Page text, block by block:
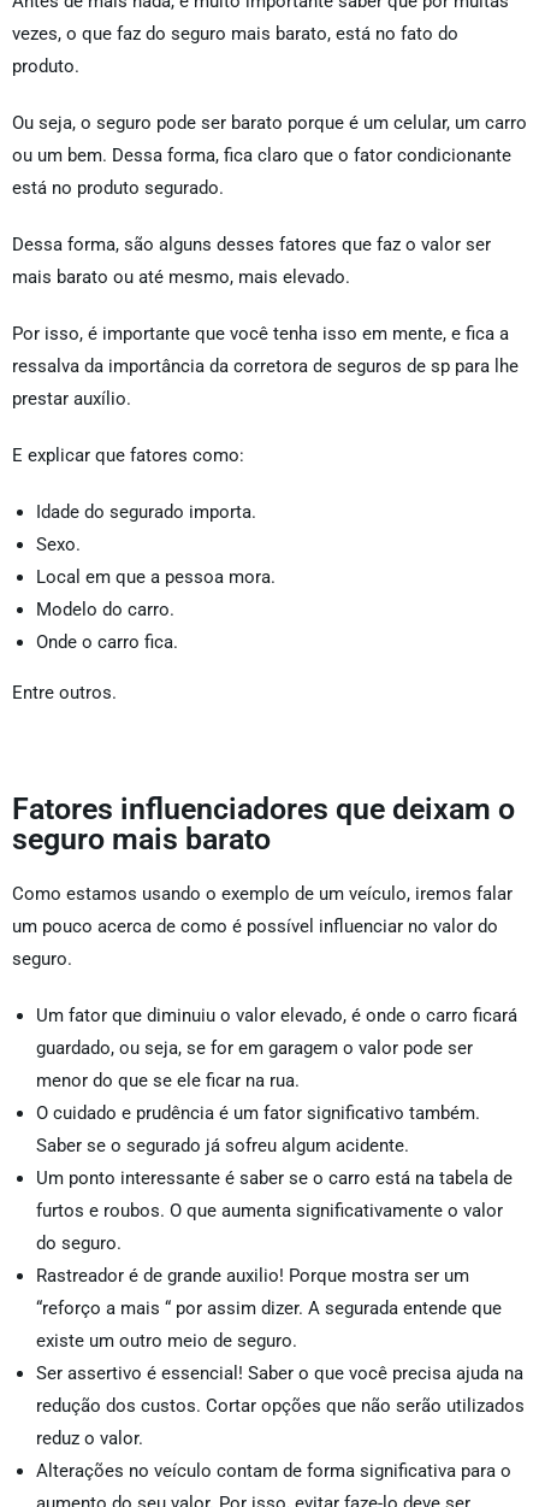
vezes, o que faz do seguro mais barato, está no fato do
produto.
Ou seja, o seguro pode ser barato porque é um celular, um carro
ou um bem. Dessa forma, fica claro que o fator condicionante
está no produto segurado.
Dessa forma, são alguns desses fatores que faz o valor ser
mais barato ou até mesmo, mais elevado.
Por isso, é importante que você tenha isso em mente, e fica a
ressalva da importância da corretora de seguros de sp para lhe
prestar auxílio.
E explicar que fatores como:
Idade do segurado importa.
Sexo.
Local em que a pessoa mora.
Modelo do carro.
Onde o carro fica.
Entre outros.
Fatores influenciadores que deixam o
seguro mais barato
Como estamos usando o exemplo de um veículo, iremos falar
um pouco acerca de como é possível influenciar no valor do
seguro.
Um fator que diminuiu o valor elevado, é onde o carro ficará
guardado, ou seja, se for em garagem o valor pode ser
menor do que se ele ficar na rua.
O cuidado e prudência é um fator significativo também.
Saber se o segurado já sofreu algum acidente.
Um ponto interessante é saber se o carro está na tabela de
furtos e roubos. O que aumenta significativamente o valor
do seguro.
Rastreador é de grande auxilio! Porque mostra ser um
“reforço a mais “ por assim dizer. A segurada entende que
existe um outro meio de seguro.
Ser assertivo é essencial! Saber o que você precisa ajuda na
redução dos custos. Cortar opções que não serão utilizados
reduz o valor.
Alterações no veículo contam de forma significativa para o